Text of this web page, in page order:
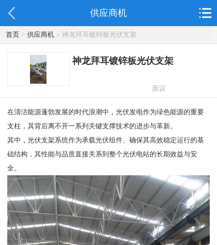
供应商机
首页> 供应商机> 神龙拜耳镀锌板光伏支架
神龙拜耳镀锌板光伏支架
面议
在清洁能源蓬勃发展的时代浪潮中，光伏发电作为绿色能源的重要
支柱，其背后离不开一系列关键支撑技术的进步与革新。
其中，光伏支架系统作为承载光伏组件、确保其高效稳定运行的基
础结构，其性能与品质直接关系到整个光伏电站的长期效益与安
全。